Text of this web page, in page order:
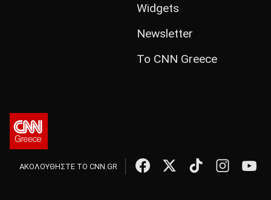
Widgets
Newsletter
Το CNN Greece
ΑΚΟΛΟΥΘΗΣΤΕ ΤΟ CNN.GR